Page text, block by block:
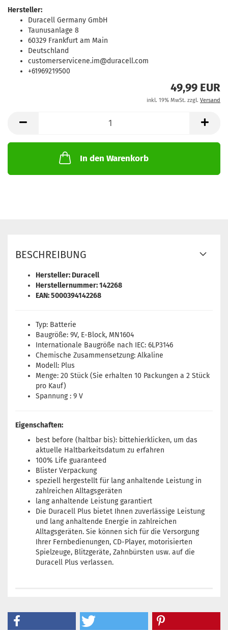
Hersteller:
Duracell Germany GmbH
Taunusanlage 8
60329 Frankfurt am Main
Deutschland
customerservicene.im@duracell.com
+61969219500
49,99 EUR
inkl. 19% MwSt. zzgl. Versand
In den Warenkorb
BESCHREIBUNG
Hersteller: Duracell
Herstellernummer: 142268
EAN: 5000394142268
Typ: Batterie
Baugröße: 9V, E-Block, MN1604
Internationale Baugröße nach IEC: 6LP3146
Chemische Zusammensetzung: Alkaline
Modell: Plus
Menge: 20 Stück (Sie erhalten 10 Packungen a 2 Stück
pro Kauf)
Spannung : 9 V
Eigenschaften:
best before (haltbar bis): bittehierklicken, um das
aktuelle Haltbarkeitsdatum zu erfahren
100% Life guaranteed
Blister Verpackung
speziell hergestellt für lang anhaltende Leistung in
zahlreichen Alltagsgeräten
lang anhaltende Leistung garantiert
Die Duracell Plus bietet Ihnen zuverlässige Leistung
und lang anhaltende Energie in zahlreichen
Alltagsgeräten. Sie können sich für die Versorgung
Ihrer Fernbedienungen, CD-Player, motorisierten
Spielzeuge, Blitzgeräte, Zahnbürsten usw. auf die
Duracell Plus verlassen.